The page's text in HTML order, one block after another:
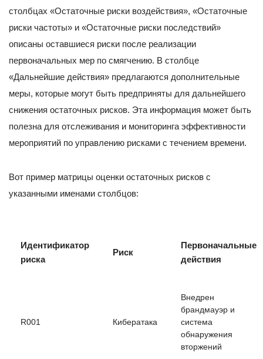
столбцах «Остаточные риски воздействия», «Остаточные
риски частоты» и «Остаточные риски последствий»
описаны оставшиеся риски после реализации
первоначальных мер по смягчению. В столбце
«Дальнейшие действия» предлагаются дополнительные
меры, которые могут быть предприняты для дальнейшего
снижения остаточных рисков. Эта информация может быть
полезна для отслеживания и мониторинга эффективности
мероприятий по управлению рисками с течением времени.
Вот пример матрицы оценки остаточных рисков с
указанными именами столбцов:
Идентификатор
риска
Риск
Первоначальные
действия
R001 Кибератака
Внедрен
брандмауэр и
система
обнаружения
вторжений